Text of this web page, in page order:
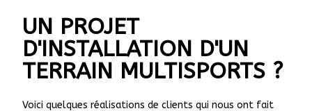
UN PROJET
D'INSTALLATION D'UN
TERRAIN MULTISPORTS ?
Voici quelques réalisations de clients qui nous ont fait